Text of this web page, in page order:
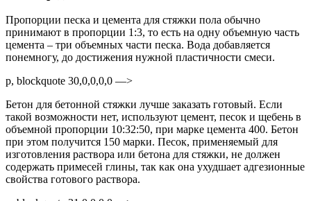
Пропорции песка и цемента для стяжки пола обычно
принимают в пропорции 1:3, то есть на одну объемную часть
цемента – три объемных части песка. Вода добавляется
понемногу, до достижения нужной пластичности смеси.
p, blockquote 30,0,0,0,0 —>
Бетон для бетонной стяжки лучше заказать готовый. Если
такой возможности нет, используют цемент, песок и щебень в
объемной пропорции 10:32:50, при марке цемента 400. Бетон
при этом получится 150 марки. Песок, применяемый для
изготовления раствора или бетона для стяжки, не должен
содержать примесей глины, так как она ухудшает адгезионные
свойства готового раствора.